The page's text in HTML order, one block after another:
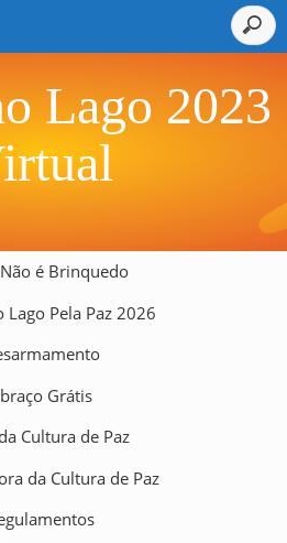
Lago 2023
é Brinquedo
Lago Pela Paz 2026
Grátis
Cultura de Paz
da Cultura de Paz